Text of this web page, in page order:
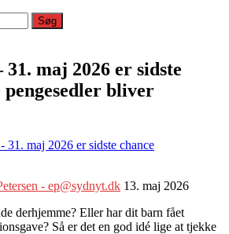
maj 2026 er sidste
pengesedler bliver
31. maj 2026 er sidste chance
- ep@sydnyt.dk 13. maj 2026
derhjemme? Eller har dit barn fået
Så er det en god idé lige at tjekke